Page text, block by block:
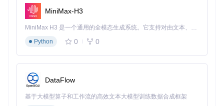
在设置界面中，确保"自动拦截"功能已开启。
打开抖音网页版，浏览你想要下载的视频。
选择需要下载的视频，点击"直接下载"即可保存到本地。
音乐资源批量获取
进入设置界面，在"类型筛选"中勾选"音频"选项。
打开音乐平台网页，播放你想要下载的音乐。
MiniMax-H3
MiniMax H3 是一个通用的全模态生成系统。它支持对由文本、图像、视频和音频组成的多模态上下文进行统一理解，并能生成分辨率高达 2K、时长可达 15 秒的带原生立体声音频的视频。得益于面向任务泛化的系统设计，H3 在预训练阶段就已具备广泛的多模态上下文理解与生成能力，能够出色地执行复杂的多模态指令。
Python
0 0
DataFlow
基于大模型算子和工作流的高效文本大模型训练数据合成框架